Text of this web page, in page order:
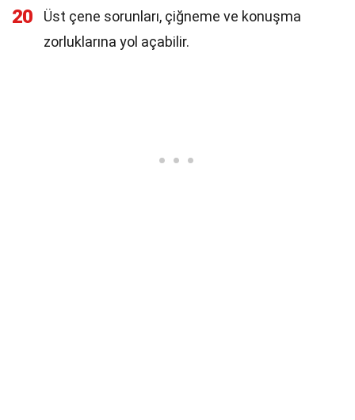
20
Üst çene sorunları, çiğneme ve konuşma
zorluklarına yol açabilir.